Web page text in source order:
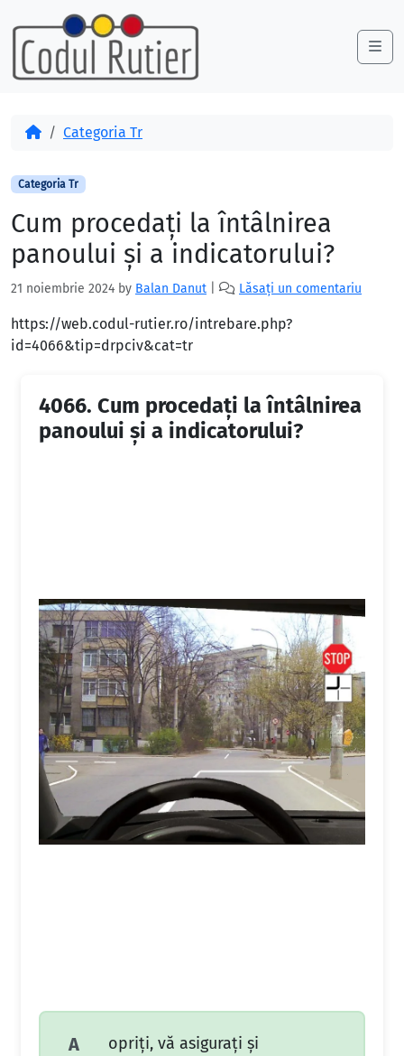
Skip to content
Skip to footer
AcasăCategoria Tr
Categoria Tr
Cum procedați la întâlnirea
panoului și a indicatorului?
21 noiembrie 2024 by Balan Danut Lăsați un comentariu
https://web.codul-rutier.ro/intrebare.php?
id=4066&tip=drpciv&cat=tr
4066. Cum procedați la întâlnirea
panoului și a indicatorului?
A
opriți, vă asigurați și